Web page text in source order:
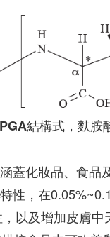
結構式，麩胺
蓋化妝品、食
性，在
以及增加皮膚